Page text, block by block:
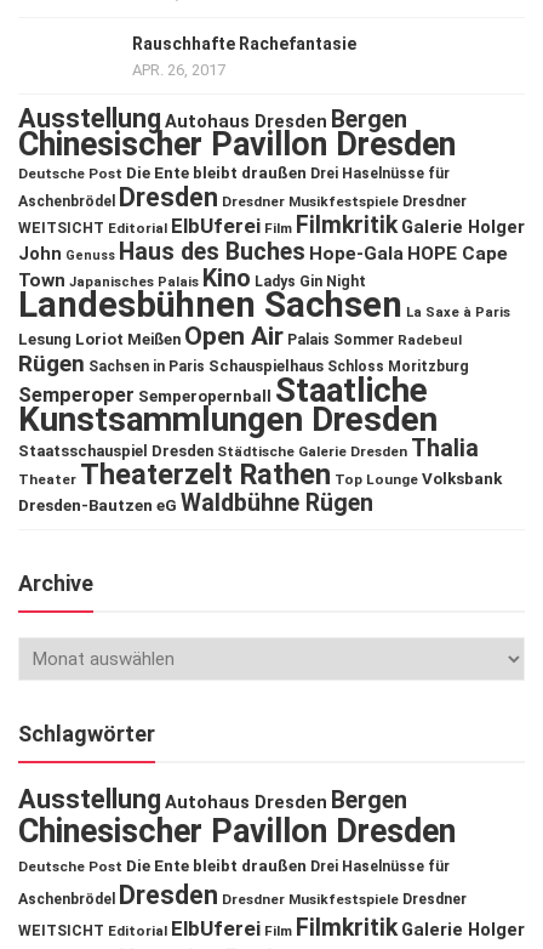
Rauschhafte Rachefantasie
APR. 26, 2017
Ausstellung Autohaus Dresden Bergen
Chinesischer Pavillon Dresden
Deutsche Post Die Ente bleibt draußen Drei Haselnüsse für
Aschenbrödel
Dresden Dresdner Musikfestspiele Dresdner
WEITSICHT Editorial ElbUferei Film Filmkritik Galerie Holger
John Genuss Haus des Buches Hope-Gala HOPE Cape
Town Japanisches Palais Kino Ladys Gin Night
Landesbühnen Sachsen La Saxe à Paris
Lesung Loriot Meißen Open Air Palais Sommer Radebeul
Rügen Sachsen in Paris Schauspielhaus Schloss Moritzburg
Semperoper Semperopernball Staatliche
Kunstsammlungen Dresden
Staatsschauspiel Dresden Städtische Galerie Dresden Thalia
Theater Theaterzelt Rathen Top Lounge Volksbank
Dresden-Bautzen eG Waldbühne Rügen
Archive
Schlagwörter
Ausstellung Autohaus Dresden Bergen
Chinesischer Pavillon Dresden
Deutsche Post Die Ente bleibt draußen Drei Haselnüsse für
Aschenbrödel
Dresden Dresdner Musikfestspiele Dresdner
WEITSICHT Editorial ElbUferei Film Filmkritik Galerie Holger